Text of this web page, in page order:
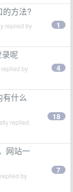
的方法?
replied by 1
呢
by 4
有什么
replied
18
网站一
by
7